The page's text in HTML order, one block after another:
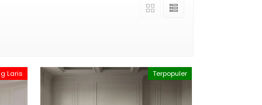
Laris Terpopuler